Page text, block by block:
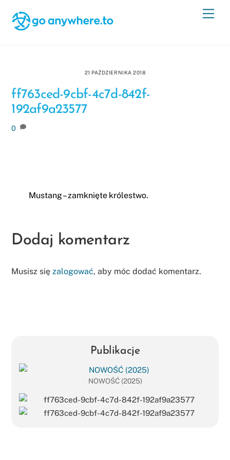
content
21 PAŹDZIERNIKA 2018
ff763ced-9cbf-4c7d-842f-
192af9a23577
0
Mustang – zamknięte królestwo.
Dodaj komentarz
Musisz sięzalogować, aby móc dodać komentarz.
Publikacje
NOWOŚĆ (2025)